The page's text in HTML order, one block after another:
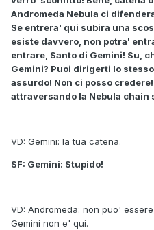
Andromeda Nebula ci
Se entrera' qui subira una
esiste davvero, non potra'
entrare, Santo di Gemini! Su,
Gemini? Puoi dirigerti lo
assurdo! Non ci posso
attraversando la Nebula chain
VD: Gemini: la tua catena.
SF: Gemini: Stupido!
VD: Andromeda: non puo'
Gemini non e' qui.